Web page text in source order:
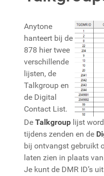
Anytone
hanteert bij de
878 hier twee
verschillende
lijsten, de
Talkgroup en
de Digital
Contact List.
De Talkgroup lijst
tijdens zenden en de
bij ontvangst gebruikt
laten zien in plaats
Je kunt de DMR ID’s